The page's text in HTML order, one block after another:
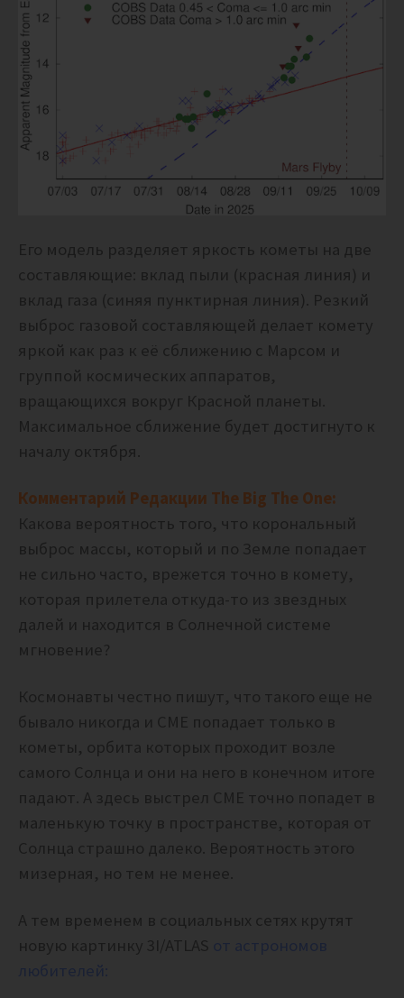
Его модель разделяет яркость кометы на две
составляющие: вклад пыли (красная линия) и
вклад газа (синяя пунктирная линия). Резкий
выброс газовой составляющей делает комету
яркой как раз к её сближению с Марсом и
группой космических аппаратов,
вращающихся вокруг Красной планеты.
Максимальное сближение будет достигнуто к
началу октября.
Комментарий Редакции The Big The One:
Какова вероятность того, что корональный
выброс массы, который и по Земле попадает
не сильно часто, врежется точно в комету,
которая прилетела откуда-то из звездных
далей и находится в Солнечной системе
мгновение?
Космонавты честно пишут, что такого еще не
бывало никогда и CME попадает только в
кометы, орбита которых проходит возле
самого Солнца и они на него в конечном итоге
падают. А здесь выстрел CME точно попадет в
маленькую точку в пространстве, которая от
Солнца страшно далеко. Вероятность этого
мизерная, но тем не менее.
А тем временем в социальных сетях крутят
новую картинку 3I/ATLAS от астрономов
любителей: